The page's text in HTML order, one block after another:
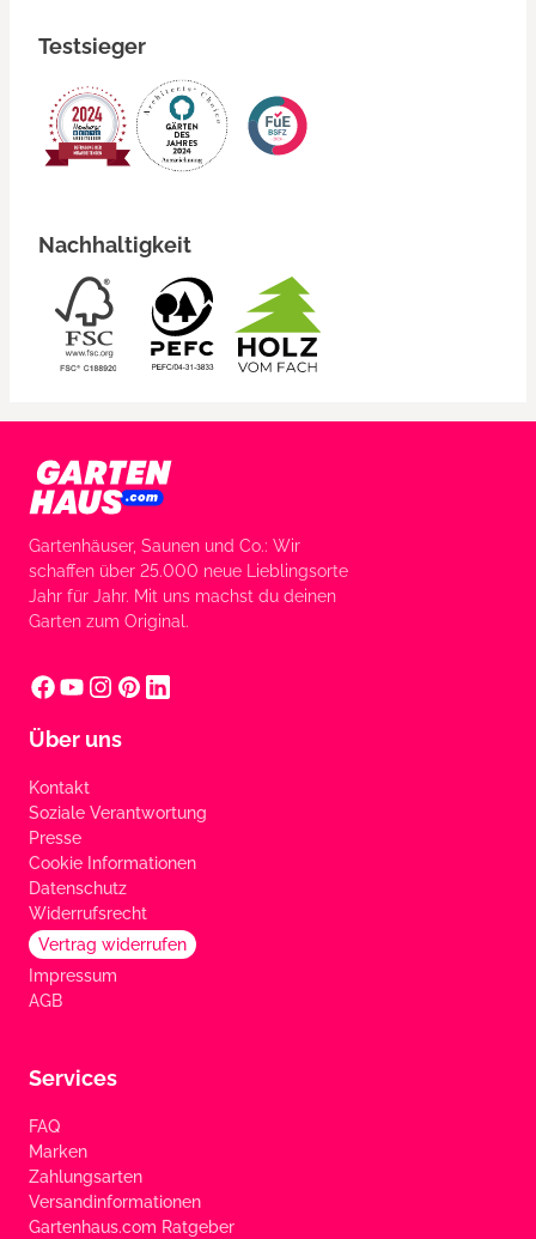
Testsieger
Nachhaltigkeit
Gartenhäuser, Saunen und Co.: Wir
schaffen über 25.000 neue Lieblingsorte
Jahr für Jahr. Mit uns machst du deinen
Garten zum Original.
Über uns
Kontakt
Soziale Verantwortung
Presse
Cookie Informationen
Datenschutz
Widerrufsrecht
Vertrag widerrufen
Impressum
AGB
Services
FAQ
Marken
Zahlungsarten
Versandinformationen
Gartenhaus.com Ratgeber